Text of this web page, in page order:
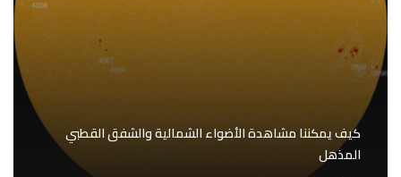
كيف يمكننا مشاهدة الأضواء الشمالية والشفق القطبي
المذهل